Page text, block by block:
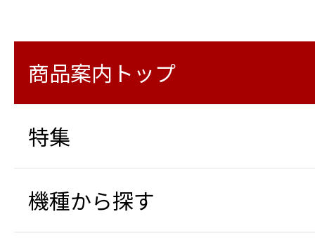
商品案内トップ
特集
機種から探す